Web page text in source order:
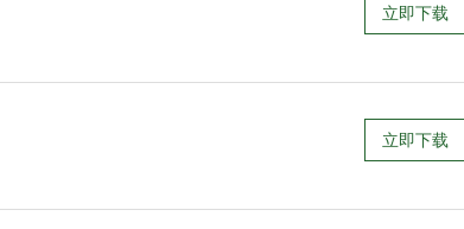
立即下载
立即下载